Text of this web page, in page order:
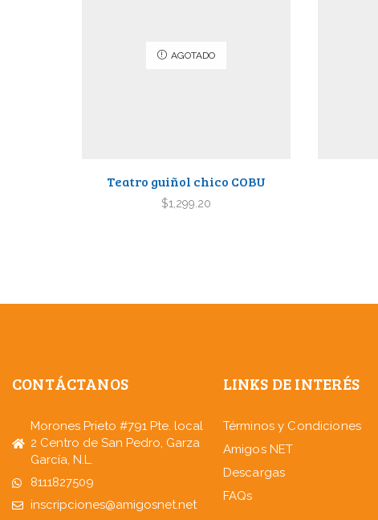
AGOTADO
Teatro guiñol chico COBU
$1,299.20
CONTÁCTANOS
Morones Prieto #791 Pte. local
2 Centro de San Pedro, Garza
García, N.L.
8111827509
inscripciones@amigosnet.net
LINKS DE INTERÉS
Términos y Condiciones
Amigos NET
Descargas
FAQs